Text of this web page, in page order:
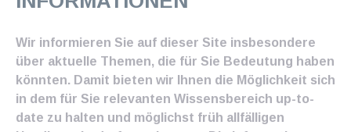
Wir informieren Sie auf dieser Site insbesondere
über aktuelle Themen, die für Sie Bedeutung haben
könnten. Damit bieten wir Ihnen die Möglichkeit sich
in dem für Sie relevanten Wissensbereich up-to-
date zu halten und möglichst früh allfälligen